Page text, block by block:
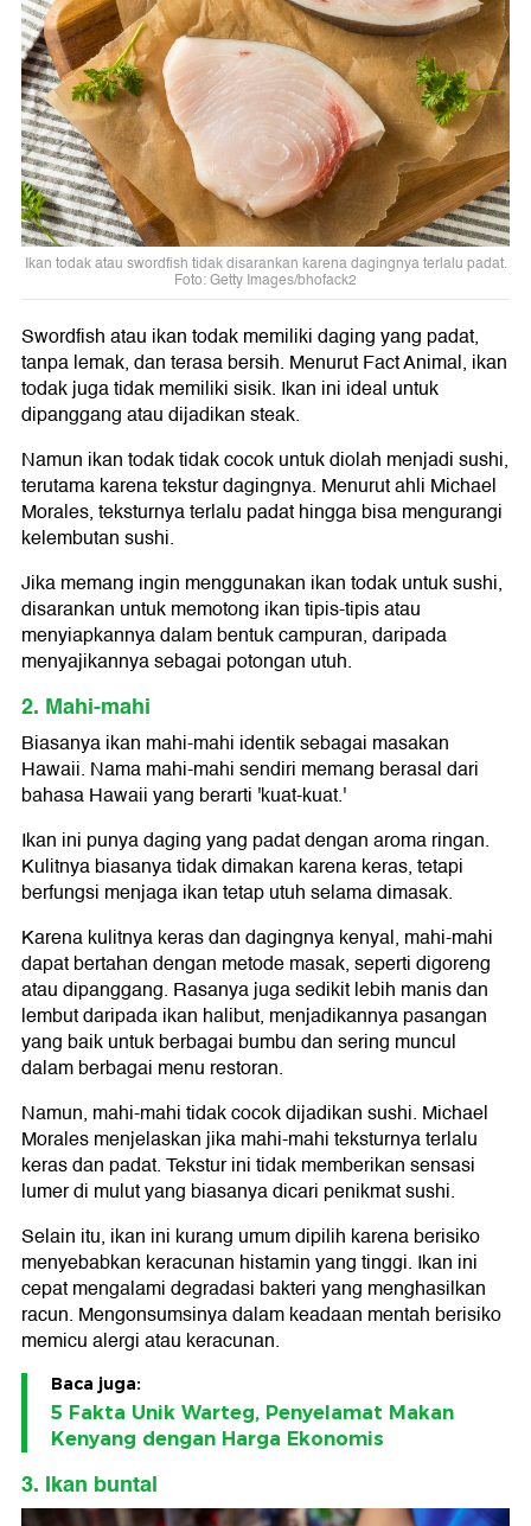
Ikan todak atau swordfish tidak disarankan karena dagingnya terlalu padat.
Foto: Getty Images/bhofack2
Swordfish atau ikan todak memiliki daging yang padat,
tanpa lemak, dan terasa bersih. Menurut Fact Animal, ikan
todak juga tidak memiliki sisik. Ikan ini ideal untuk
dipanggang atau dijadikan steak.
Namun ikan todak tidak cocok untuk diolah menjadi sushi,
terutama karena tekstur dagingnya. Menurut ahli Michael
Morales, teksturnya terlalu padat hingga bisa mengurangi
kelembutan sushi.
Jika memang ingin menggunakan ikan todak untuk sushi,
disarankan untuk memotong ikan tipis-tipis atau
menyiapkannya dalam bentuk campuran, daripada
menyajikannya sebagai potongan utuh.
2. Mahi-mahi
Biasanya ikan mahi-mahi identik sebagai masakan
Hawaii. Nama mahi-mahi sendiri memang berasal dari
bahasa Hawaii yang berarti 'kuat-kuat.'
Ikan ini punya daging yang padat dengan aroma ringan.
Kulitnya biasanya tidak dimakan karena keras, tetapi
berfungsi menjaga ikan tetap utuh selama dimasak.
Karena kulitnya keras dan dagingnya kenyal, mahi-mahi
dapat bertahan dengan metode masak, seperti digoreng
atau dipanggang. Rasanya juga sedikit lebih manis dan
lembut daripada ikan halibut, menjadikannya pasangan
yang baik untuk berbagai bumbu dan sering muncul
dalam berbagai menu restoran.
Namun, mahi-mahi tidak cocok dijadikan sushi. Michael
Morales menjelaskan jika mahi-mahi teksturnya terlalu
keras dan padat. Tekstur ini tidak memberikan sensasi
lumer di mulut yang biasanya dicari penikmat sushi.
Selain itu, ikan ini kurang umum dipilih karena berisiko
menyebabkan keracunan histamin yang tinggi. Ikan ini
cepat mengalami degradasi bakteri yang menghasilkan
racun. Mengonsumsinya dalam keadaan mentah berisiko
memicu alergi atau keracunan.
Baca juga:
5 Fakta Unik Warteg, Penyelamat Makan
Kenyang dengan Harga Ekonomis
3. Ikan buntal